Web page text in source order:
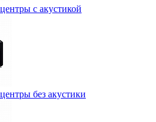
с акустикой
без акустики